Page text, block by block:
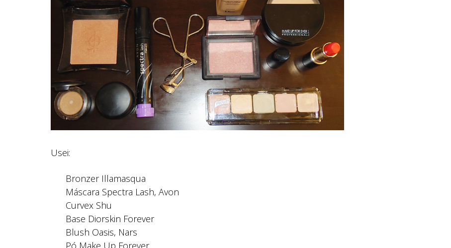
Usei:
Bronzer Illamasqua
Máscara Spectra Lash, Avon
Curvex Shu
Base Diorskin Forever
Blush Oasis, Nars
Pó Make Up Forever